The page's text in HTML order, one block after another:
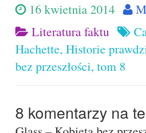
16 kwietnia 2014
Literatura faktu
Hachette, Historie
bez przeszłości, tom 8
8 komentarzy na